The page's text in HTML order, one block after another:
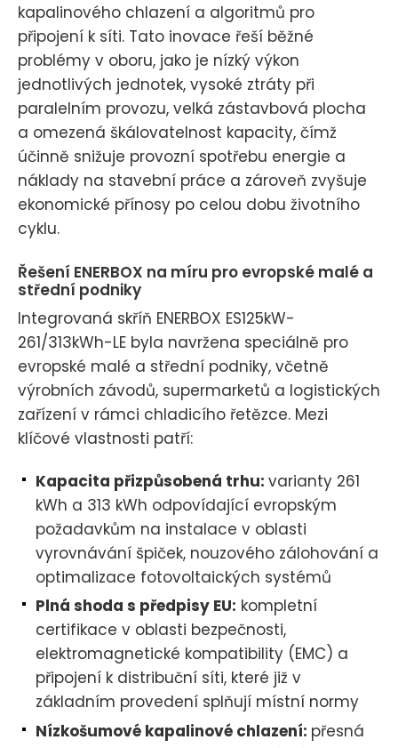
kapalinového chlazení a algoritmů pro
připojení k síti. Tato inovace řeší běžné
problémy v oboru, jako je nízký výkon
jednotlivých jednotek, vysoké ztráty při
paralelním provozu, velká zástavbová plocha
a omezená škálovatelnost kapacity, čímž
účinně snižuje provozní spotřebu energie a
náklady na stavební práce a zároveň zvyšuje
ekonomické přínosy po celou dobu životního
cyklu.
Řešení ENERBOX na míru pro evropské malé a
střední podniky
Integrovaná skříň ENERBOX ES125kW-
261/313kWh-LE byla navržena speciálně pro
evropské malé a střední podniky, včetně
výrobních závodů, supermarketů a logistických
zařízení v rámci chladicího řetězce. Mezi
klíčové vlastnosti patří:
Kapacita přizpůsobená trhu: varianty 261
kWh a 313 kWh odpovídající evropským
požadavkům na instalace v oblasti
vyrovnávání špiček, nouzového zálohování a
optimalizace fotovoltaických systémů
Plná shoda s předpisy EU: kompletní
certifikace v oblasti bezpečnosti,
elektromagnetické kompatibility (EMC) a
připojení k distribuční síti, které již v
základním provedení splňují místní normy
Nízkošumové kapalinové chlazení: přesná